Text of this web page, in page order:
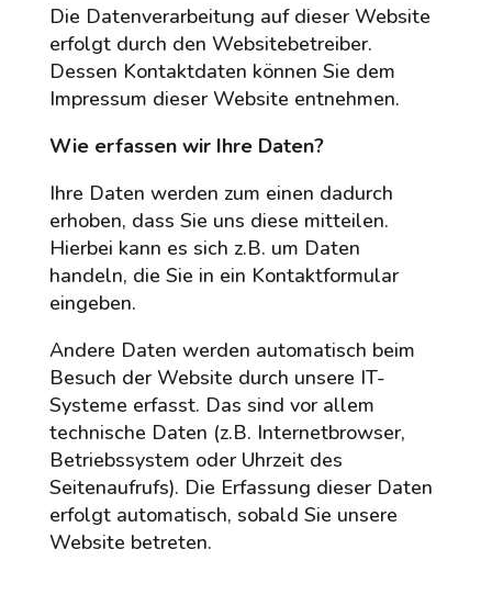
Die Datenverarbeitung auf dieser Website
erfolgt durch den Websitebetreiber.
Dessen Kontaktdaten können Sie dem
Impressum dieser Website entnehmen.
Wie erfassen wir Ihre Daten?
Ihre Daten werden zum einen dadurch
erhoben, dass Sie uns diese mitteilen.
Hierbei kann es sich z.B. um Daten
handeln, die Sie in ein Kontaktformular
eingeben.
Andere Daten werden automatisch beim
Besuch der Website durch unsere IT-
Systeme erfasst. Das sind vor allem
technische Daten (z.B. Internetbrowser,
Betriebssystem oder Uhrzeit des
Seitenaufrufs). Die Erfassung dieser Daten
erfolgt automatisch, sobald Sie unsere
Website betreten.